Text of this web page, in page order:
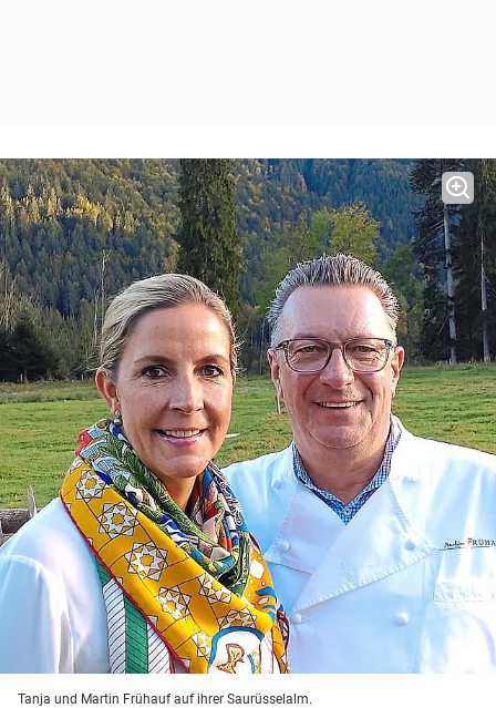
Tanja und Martin Frühauf auf ihrer Saurüsselalm.